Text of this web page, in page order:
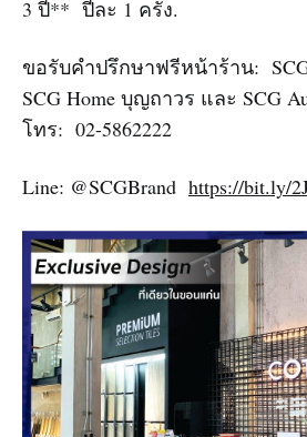
3 ปี** ปีละ 1 ครั้ง.
ขอรับคำปรึกษาฟรีหน้าร้าน: SCG
SCG Home บุญถาวร และ SCG
โทร: 02-5862222
Line: @SCGBrand https://bit.ly/